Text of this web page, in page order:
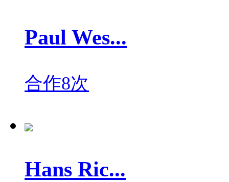
Paul Wes...
合作8次
Hans Ric...